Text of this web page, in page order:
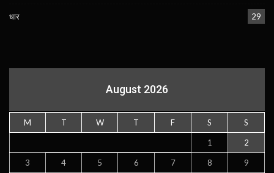
धार 29
August 2026
M T W T F S S
1 2
3 4 5 6 7 8 9